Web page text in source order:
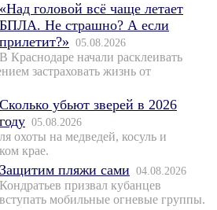
«Над головой всё чаще летает
БПЛА. Не страшно? А если
прилетит?» 05.08.2026
В Краснодаре начали расклеивать
застраховать жизнь от
Сколько убьют зверей в 2026
году 05.08.2026
охоты на медведей, косуль и
крае.
Защитим пляжи сами 04.08.2026
Кондратьев призвал кубанцев
вступать мобильные огневые группы.